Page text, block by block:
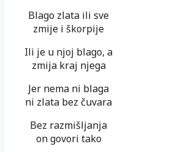
Blago zlata ili sve
zmije i škorpije
Ili je u njoj blago, a
zmija kraj njega
Jer nema ni blaga
ni zlata bez čuvara
Bez razmišljanja
on govori tako